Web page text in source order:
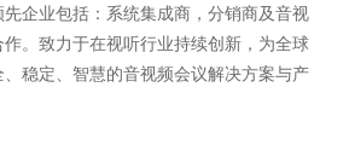
企业包括：系统集成商，分销商及音视
。致力于在视听行业持续创新，为全球
稳定、智慧的音视频会议解决方案与产